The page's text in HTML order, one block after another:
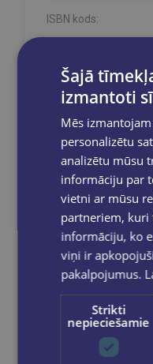
ISBN kods:
Prece pieejama
Prece ir mūsu
Reģistrējies
cenas precēm.
Pasūtījumu
Apmaksātie
izsūtīti 2-5
Bezmaksas
pakomātiem
Bezmaksas
grāmatnīcā 1-
Šajā
izmantoti
Mēs
personalizētu
analizētu mūsu
informāciju par
vietni ar mūsu
partneriem, kuri
informāciju, ko
viņi ir
pakalpojumus.
Strikti
nepieciešamie